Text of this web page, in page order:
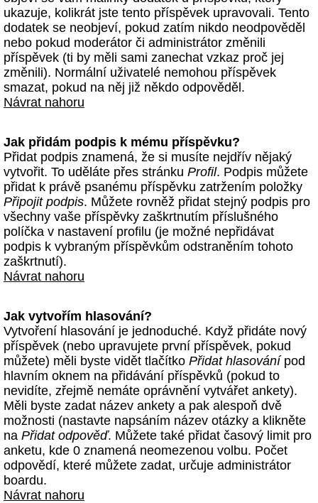
ukazuje, kolikrát jste tento příspěvek upravovali. Tento
dodatek se neobjeví, pokud zatím nikdo neodpověděl
nebo pokud moderátor či administrátor změnili
příspěvek (ti by měli sami zanechat vzkaz proč jej
změnili). Normální uživatelé nemohou příspěvek
smazat, pokud na něj již někdo odpověděl.
Návrat nahoru
Jak přidám podpis k mému příspěvku?
Přidat podpis znamená, že si musíte nejdřív nějaký
vytvořit. To uděláte přes stránku Profil. Podpis můžete
přidat k právě psanému příspěvku zatržením položky
Připojit podpis. Můžete rovněž přidat stejný podpis pro
všechny vaše příspěvky zaškrtnutím příslušného
políčka v nastavení profilu (je možné nepřidávat
podpis k vybraným příspěvkům odstraněním tohoto
zaškrtnutí).
Návrat nahoru
Jak vytvořím hlasování?
Vytvoření hlasování je jednoduché. Když přidáte nový
příspěvek (nebo upravujete první příspěvek, pokud
můžete) měli byste vidět tlačítko Přidat hlasovánípod
hlavním oknem na přidávání příspěvků (pokud to
nevidíte, zřejmě nemáte oprávnění vytvářet ankety).
Měli byste zadat název ankety a pak alespoň dvě
možnosti (nastavte napsáním název otázky a klikněte
na Přidat odpověď. Můžete také přidat časový limit pro
anketu, kde 0 znamená neomezenou volbu. Počet
odpovědí, které můžete zadat, určuje administrátor
boardu.
Návrat nahoru